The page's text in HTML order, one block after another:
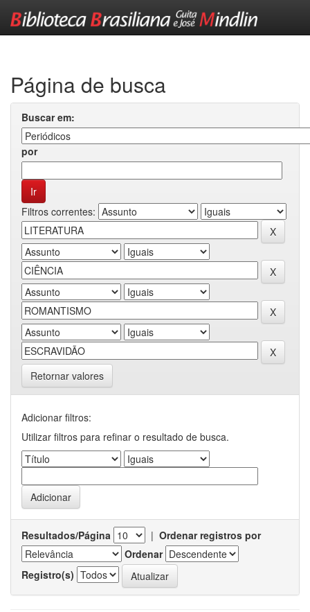
Página de busca
Buscar em:
por
Filtros correntes:
Retornar valores
Adicionar filtros:
Utilizar filtros para refinar o resultado de busca.
Resultados/Página | Ordenar registros por
Ordenar
Registro(s)